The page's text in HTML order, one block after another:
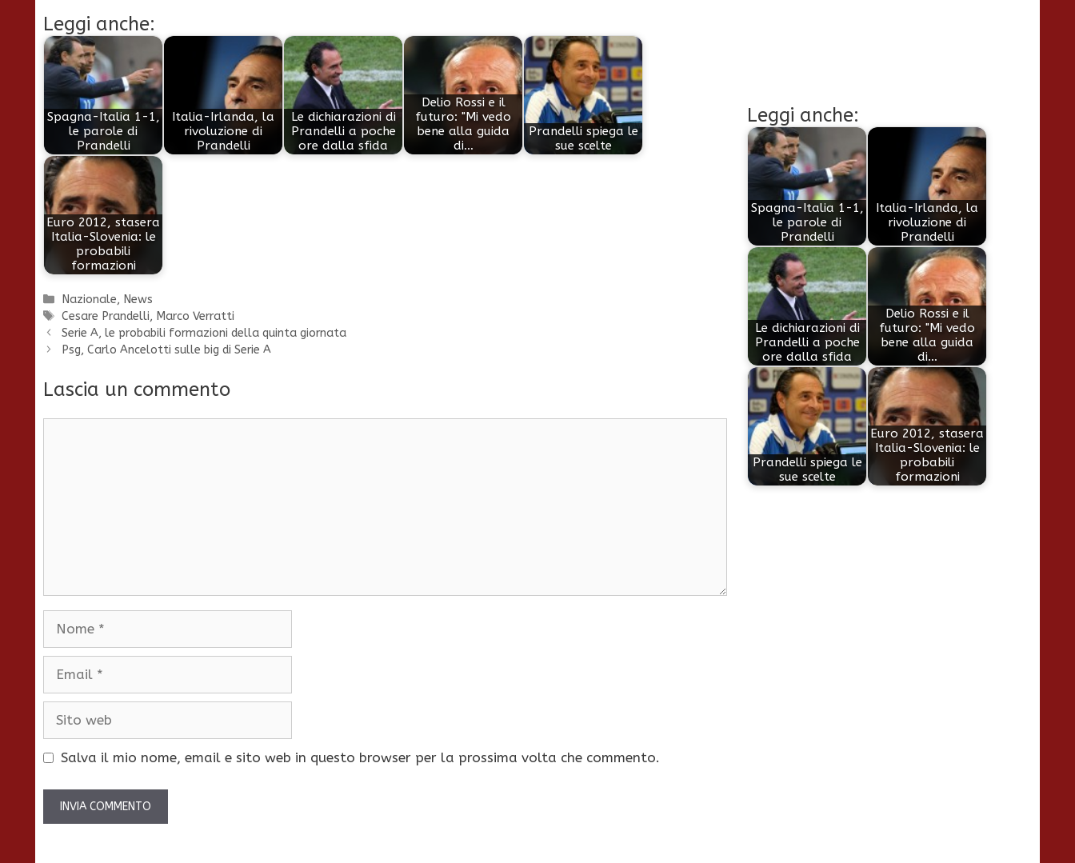
Leggi anche:
Spagna-Italia 1-1,
le parole di
Prandelli
Italia-Irlanda, la
rivoluzione di
Prandelli
Le dichiarazioni di
Prandelli a poche
ore dalla sfida
Delio Rossi e il
futuro: "Mi vedo
bene alla guida
di…
Prandelli spiega le
sue scelte
Euro 2012, stasera
Italia-Slovenia: le
probabili
formazioni
Categorie
Nazionale, News
Tag
Cesare Prandelli, Marco Verratti
Serie A, le probabili formazioni della quinta giornata
Psg, Carlo Ancelotti sulle big di Serie A
Lascia un commento
Nome
Email
Sito
Salva il mio nome, email e sito web in questo browser per la prossima volta che commento.
Leggi anche:
Spagna-Italia 1-1,
le parole di
Prandelli
Italia-Irlanda, la
rivoluzione di
Prandelli
Le dichiarazioni di
Prandelli a poche
ore dalla sfida
Delio Rossi e il
futuro: "Mi vedo
bene alla guida
di…
Prandelli spiega le
sue scelte
Euro 2012, stasera
Italia-Slovenia: le
probabili
formazioni